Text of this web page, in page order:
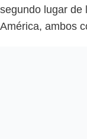
segundo lugar de
América, ambos